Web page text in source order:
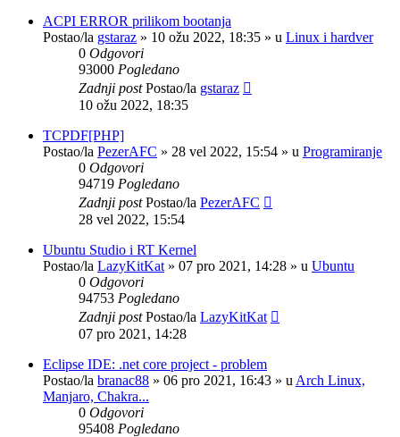
ACPI ERROR prilikom bootanja
Postao/la gstaraz » 10 ožu 2022, 18:35 » u Linux i hardver
0 Odgovori
93000 Pogledano
Zadnji postPostao/la gstaraz
10 ožu 2022, 18:35
TCPDF[PHP]
Postao/la PezerAFC » 28 vel 2022, 15:54 » u Programiranje
0 Odgovori
94719 Pogledano
Zadnji postPostao/la PezerAFC
28 vel 2022, 15:54
Ubuntu Studio i RT Kernel
Postao/la LazyKitKat » 07 pro 2021, 14:28 » u Ubuntu
0 Odgovori
94753 Pogledano
Zadnji postPostao/la LazyKitKat
07 pro 2021, 14:28
Eclipse IDE: .net core project - problem
Postao/la branac88 » 06 pro 2021, 16:43 » u Arch Linux,
Manjaro, Chakra...
0 Odgovori
95408 Pogledano